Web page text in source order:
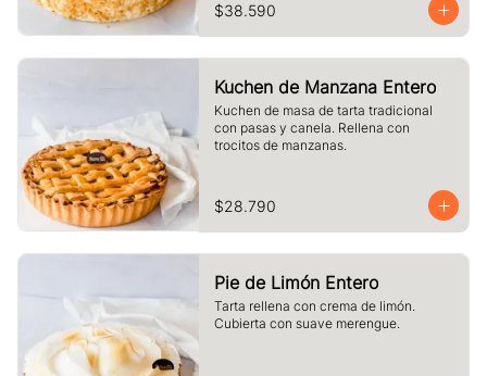
$38.590
Kuchen de Manzana Entero
Kuchen de masa de tarta tradicional
con pasas y canela. Rellena con
trocitos de manzanas.
$28.790
Pie de Limón Entero
Tarta rellena con crema de limón.
Cubierta con suave merengue.